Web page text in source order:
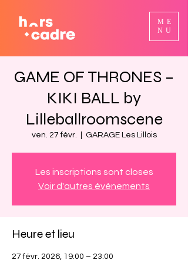
ME
NU
GAME OF THRONES –
KIKI BALL by
Lilleballroomscene
ven. 27 févr. GARAGE Les Lillois
Les inscriptions sont closes
Voir d'autres événements
Heure et lieu
27 févr. 2026, 19:00 – 23:00